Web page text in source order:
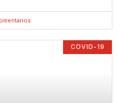
COVID-19